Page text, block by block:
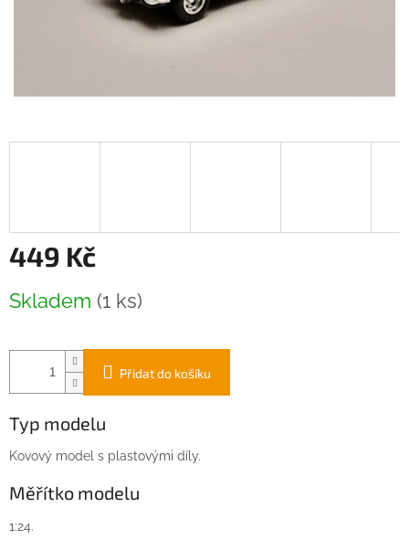
449 Kč
cena:
Skladem (1 ks)
Přidat do košíku
Typ modelu
Kovový model s plastovými díly.
Měřítko modelu
1:24.